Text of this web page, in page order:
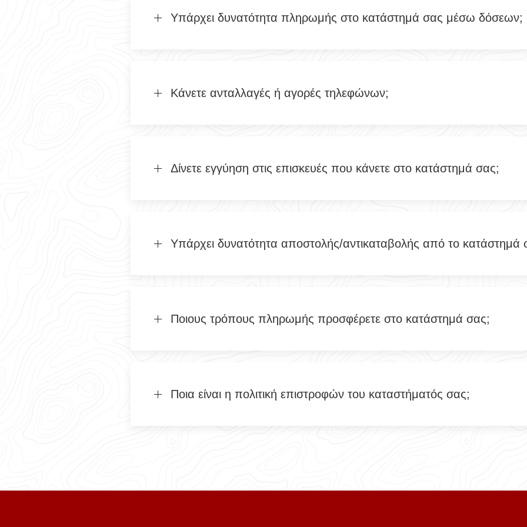
Υπάρχει δυνατότητα πληρωμής στο κατάστημά σας μέσω δόσεων;
Κάνετε ανταλλαγές ή αγορές τηλεφώνων;
Δίνετε εγγύηση στις επισκευές που κάνετε στο κατάστημά σας;
Υπάρχει δυνατότητα αποστολής/αντικαταβολής από το κατάστημά
Ποιους τρόπους πληρωμής προσφέρετε στο κατάστημά σας;
Ποια είναι η πολιτική επιστροφών του καταστήματός σας;